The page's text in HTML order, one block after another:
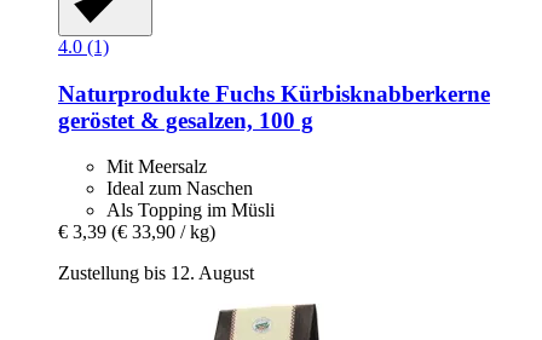
4.0 (1)
Naturprodukte Fuchs Kürbisknabberkerne
geröstet & gesalzen, 100 g
Mit Meersalz
Ideal zum Naschen
Als Topping im Müsli
€ 3,39 (€ 33,90 / kg)
Zustellung bis 12. August